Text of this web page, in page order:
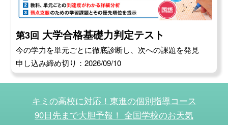
第3回 大学合格基礎力判定テスト
今の学力を単元ごとに徹底診断し、次への課題を発見
申し込み締め切り：2026/09/10
キミの高校に対応！東進の個別指導コース
90日先まで大胆予報！ 全国学校のお天気